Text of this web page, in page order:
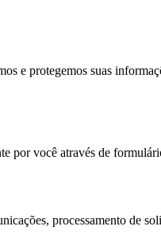
e protegemos suas
por você através de
processamento de